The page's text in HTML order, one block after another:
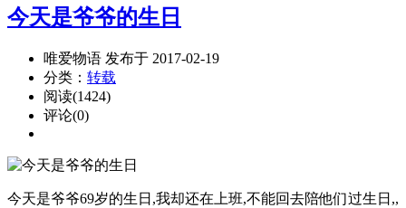
今天是爷爷的生日
唯爱物语 发布于 2017-02-19
分类： 转载
阅读(1424)
评论(0)
今天是爷爷69岁的生日,我却还在上班,不能回去陪他们过生日,,